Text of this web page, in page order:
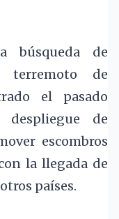
búsqueda de
terremoto de
el pasado
de
escombros
la llegada de
países.